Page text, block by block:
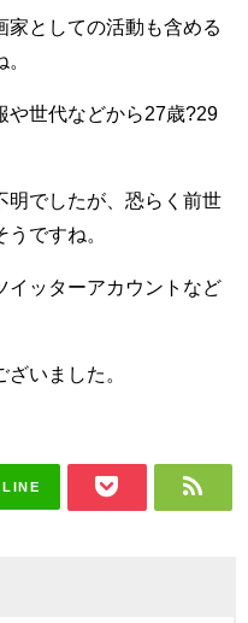
家としての活動も含める
や世代などから27歳?29
明でしたが、恐らく前世
ですね。
イッターアカウントなど
いました。
LINE